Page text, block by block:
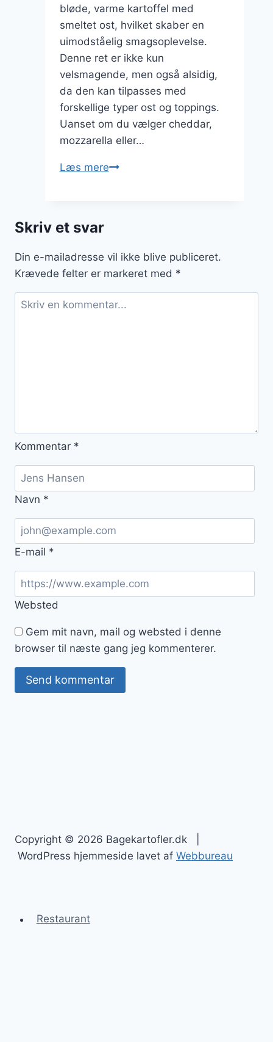
bløde, varme kartoffel med
smeltet ost, hvilket skaber en
uimodståelig smagsoplevelse.
Denne ret er ikke kun
velsmagende, men også alsidig,
da den kan tilpasses med
forskellige typer ost og toppings.
Uanset om du vælger cheddar,
mozzarella eller…
Læs mereBagekartofler
Skriv et svar
Din e-mailadresse vil ikke blive publiceret.
Krævede felter er markeret med *
Kommentar *
Navn *
E-mail *
Websted
Gem mit navn, mail og websted i denne
browser til næste gang jeg kommenterer.
Copyright © 2026 Bagekartofler.dk |
WordPress hjemmeside lavet af Webbureau
Restaurant